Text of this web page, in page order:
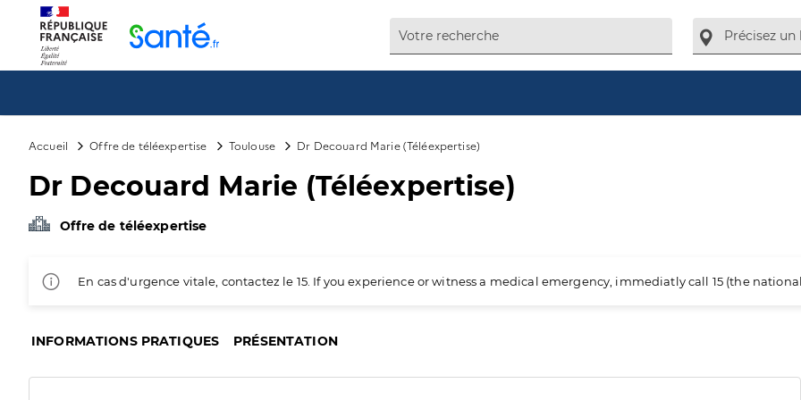
Accueil Offre de téléexpertise Toulouse Dr Decouard Marie (Téléexpertise)
Dr Decouard Marie (Téléexpertise)
Offre de téléexpertise
En cas d'urgence vitale, contactez le 15. If you experience or witness a medical emergency, immediatly call 15 (the
INFORMATIONS PRATIQUES PRÉSENTATION
Panneau de gestion des cookies